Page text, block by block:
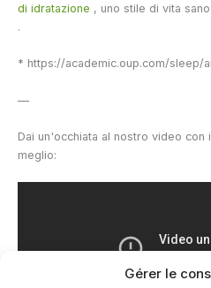
Gérer le
di idratazione , uno stile di vita
.
* https://academic.oup.com/sleep/
—
Dai un'occhiata al nostro video con
meglio: